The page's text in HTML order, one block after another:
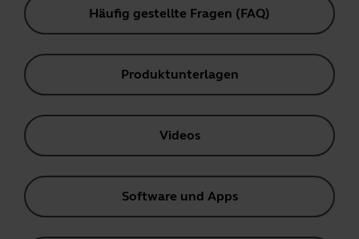
Häufig gestellte Fragen (FAQ)
Produktunterlagen
Videos
Software und Apps